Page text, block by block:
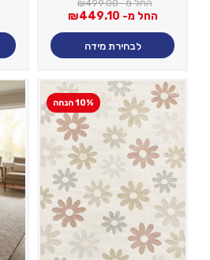
החל מ- ₪499.00
החל מ- ₪449.10
לבחירת מידה
10% הנחה